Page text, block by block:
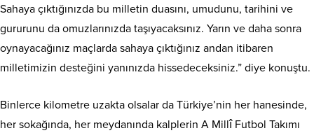
Sahaya çıktığınızda bu milletin duasını, umudunu, tarihini ve
gururunu da omuzlarınızda taşıyacaksınız. Yarın ve daha sonra
oynayacağınız maçlarda sahaya çıktığınız andan itibaren
milletimizin desteğini yanınızda hissedeceksiniz.” diye konuştu.
Binlerce kilometre uzakta olsalar da Türkiye’nin her hanesinde,
her sokağında, her meydanında kalplerin A Millî Futbol Takımı